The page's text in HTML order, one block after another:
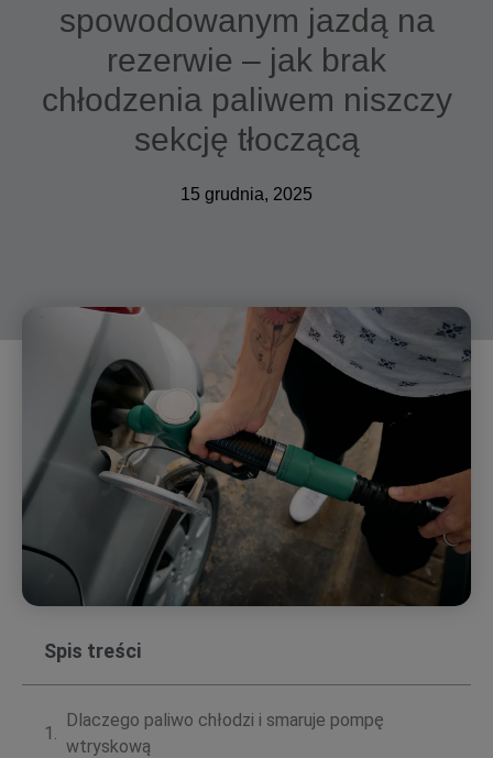
spowodowanym jazdą na
rezerwie – jak brak
chłodzenia paliwem niszczy
sekcję tłoczącą
15 grudnia, 2025
Spis treści
Dlaczego paliwo chłodzi i smaruje pompę
wtryskową